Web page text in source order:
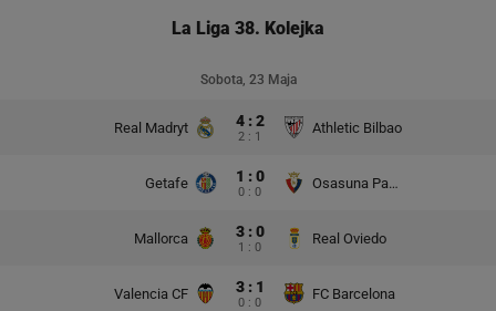
La Liga 38. Kolejka
Sobota, 23 Maja
Real Madryt 4 : 2
2 : 1
Athletic Bilbao
Getafe 1 : 0
0 : 0
Osasuna Pampeluna
Mallorca 3 : 0
1 : 0
Real Oviedo
Valencia CF 3 : 1
0 : 0
FC Barcelona